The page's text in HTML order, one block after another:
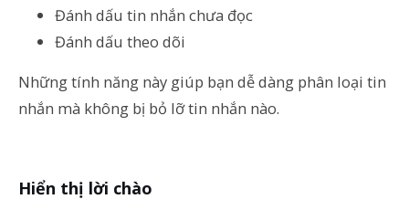
Đánh dấu tin nhắn chưa đọc
Đánh dấu theo dõi
Những tính năng này giúp bạn dễ dàng phân loại tin
nhắn mà không bị bỏ lỡ tin nhắn nào.
Hiển thị lời chào